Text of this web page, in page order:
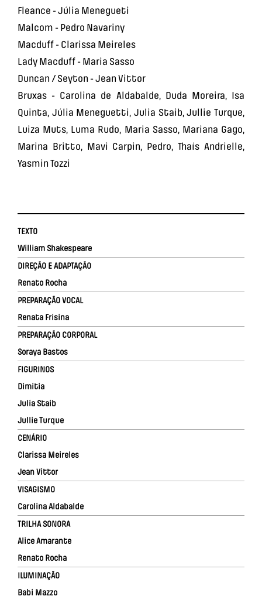
Fleance - Júlia Menegueti
Malcom - Pedro Navariny
Macduff - Clarissa Meireles
Lady Macduff - Maria Sasso
Duncan / Seyton - Jean Vittor
Bruxas - Carolina de Aldabalde, Duda Moreira, Isa
Quinta, Júlia Meneguetti, Julia Staib, Jullie Turque,
Luiza Muts, Luma Rudo, Maria Sasso, Mariana Gago,
Marina Britto, Mavi Carpin, Pedro, Thaís Andrielle,
Yasmin Tozzi
TEXTO
William Shakespeare
DIREÇÃO E ADAPTAÇÃO
Renato Rocha
PREPARAÇÃO VOCAL
Renata Frisina
PREPARAÇÃO CORPORAL
Soraya Bastos
FIGURINOS
Dimitia
Julia Staib
Jullie Turque
CENÁRIO
Clarissa Meireles
Jean Vittor
VISAGISMO
Carolina Aldabalde
TRILHA SONORA
Alice Amarante
Renato Rocha
ILUMINAÇÃO
Babi Mazzo